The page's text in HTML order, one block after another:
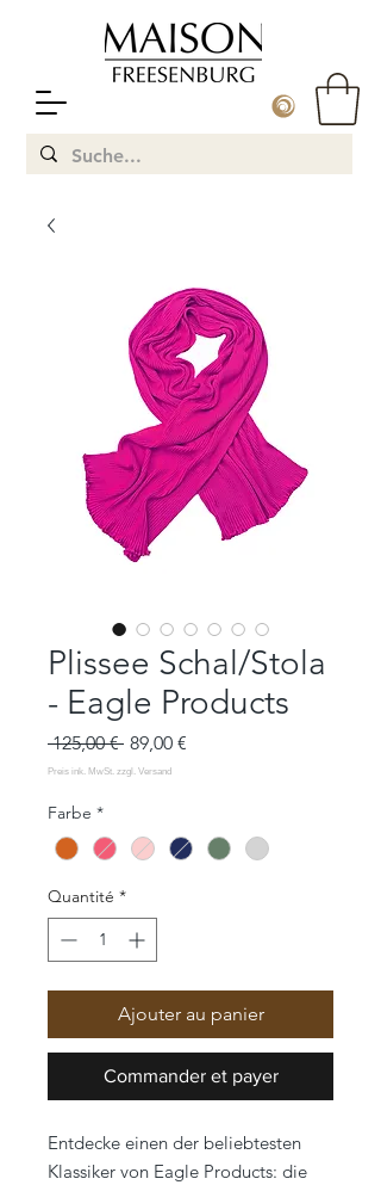
Plissee Schal/Stola
- Eagle Products
125,00 € Prix
original
89,00 €
Farbe *
Quantité *
Ajouter au panier
Commander et payer
Entdecke einen der beliebtesten
Klassiker von Eagle Products: die